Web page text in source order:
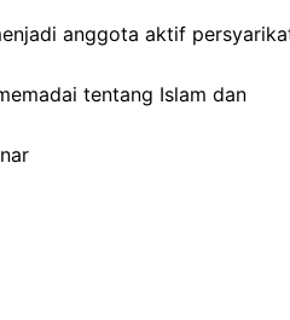
anggota aktif
tentang Islam dan